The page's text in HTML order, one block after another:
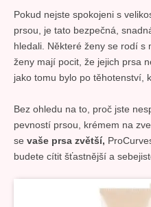
Pokud nejste spokojeni s
prsou, je tato bezpečná,
hledali. Některé ženy se rodí s
ženy mají pocit, že jejich prsa
jako tomu bylo po těhotenství,
Bez ohledu na to, proč jste
pevností prsou, krémem na
se vaše prsa zvětší,
budete cítit šťastnější a